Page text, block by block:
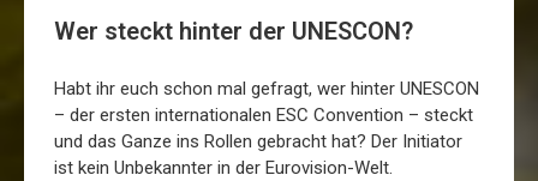
Wer steckt hinter der UNESCON?
Habt ihr euch schon mal gefragt, wer hinter UNESCON
– der ersten internationalen ESC Convention – steckt
und das Ganze ins Rollen gebracht hat? Der Initiator
ist kein Unbekannter in der Eurovision-Welt.